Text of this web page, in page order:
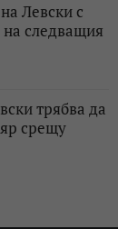
Левски с
следващия
трябва да
срещу